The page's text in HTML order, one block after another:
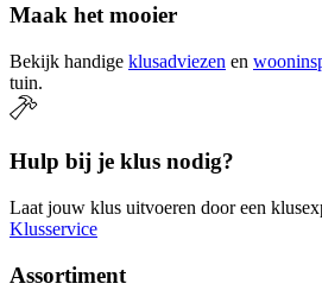
Maak het mooier
Bekijk handige klusadviezen en
tuin.
Hulp bij je klus nodig?
Laat jouw klus uitvoeren door een
Klusservice
Assortiment